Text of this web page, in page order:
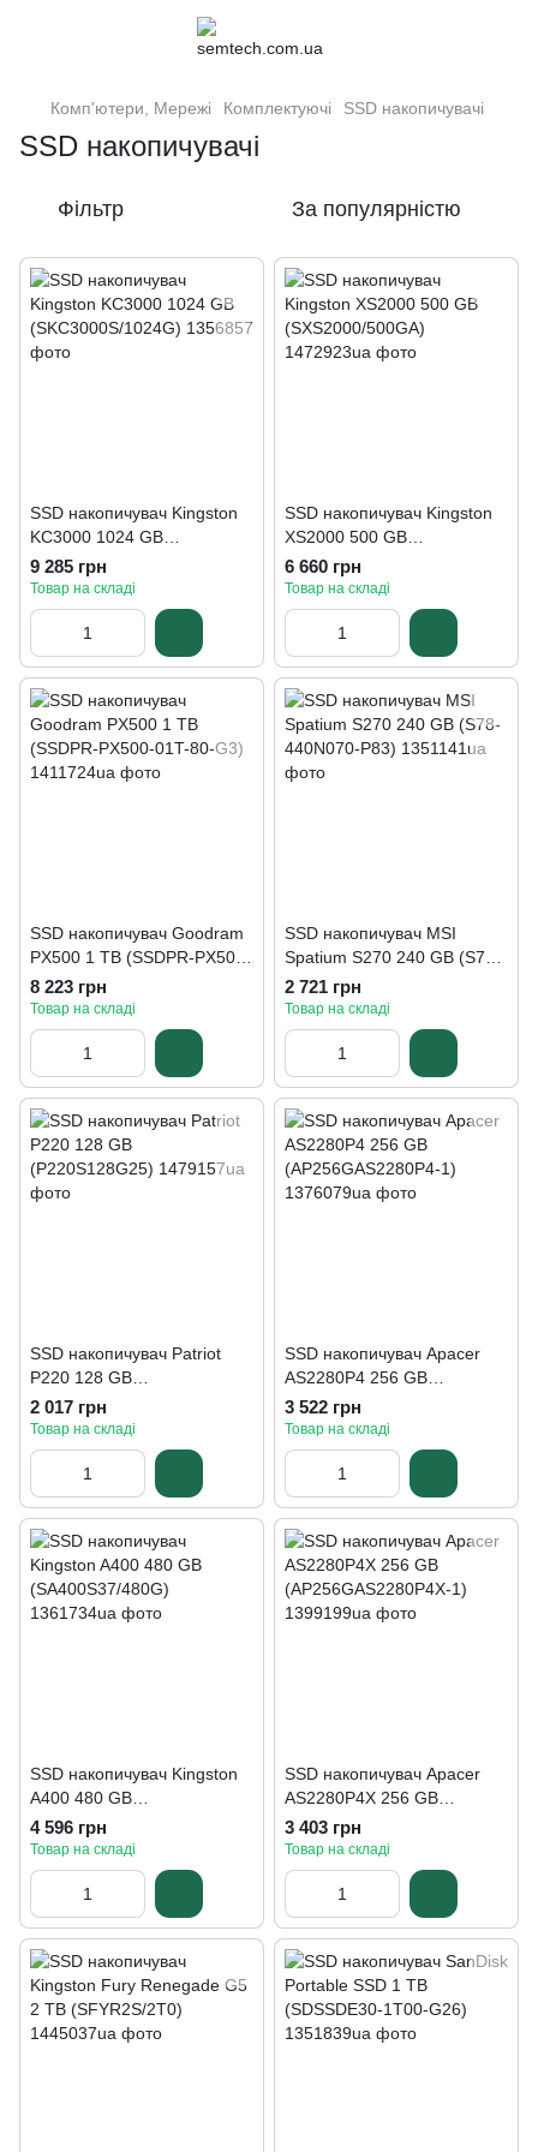
Комп'ютери, Мережі Комплектуючі SSD накопичувачі
SSD накопичувачі
Фільтр За популярністю
SSD накопичувач Kingston
KC3000 1024 GB
(SKC3000S/1024G)
9 285 грн
Товар на складі
SSD накопичувач Kingston
XS2000 500 GB
(SXS2000/500GA)
6 660 грн
Товар на складі
SSD накопичувач Goodram
PX500 1 TB (SSDPR-PX500-
01T-80-G3)
8 223 грн
Товар на складі
SSD накопичувач MSI
Spatium S270 240 GB (S78-
440N070-P83)
2 721 грн
Товар на складі
SSD накопичувач Patriot
P220 128 GB
(P220S128G25)
2 017 грн
Товар на складі
SSD накопичувач Apacer
AS2280P4 256 GB
(AP256GAS2280P4-1)
3 522 грн
Товар на складі
SSD накопичувач Kingston
A400 480 GB
(SA400S37/480G)
4 596 грн
Товар на складі
SSD накопичувач Apacer
AS2280P4X 256 GB
(AP256GAS2280P4X-1)
3 403 грн
Товар на складі